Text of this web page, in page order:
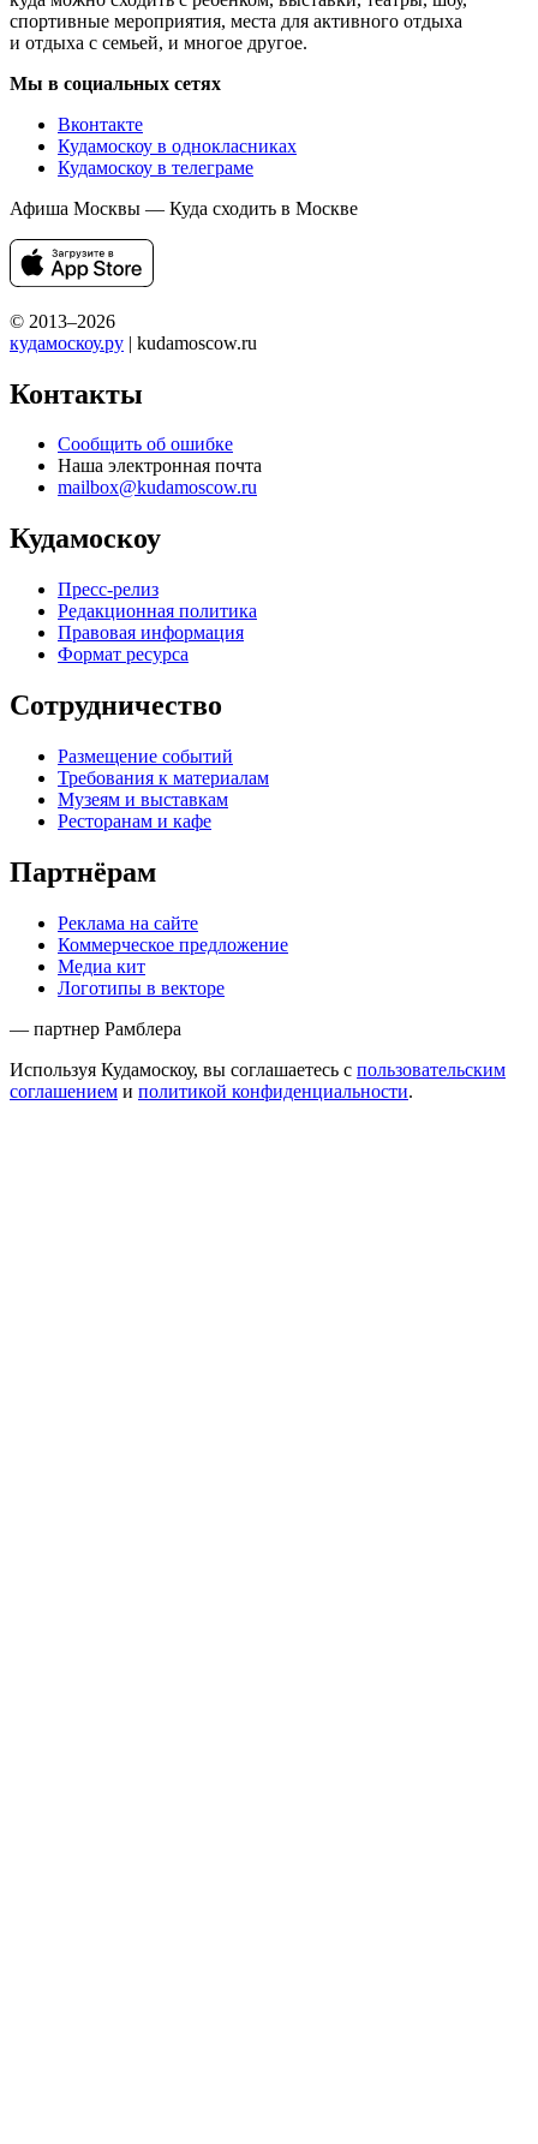
спортивные мероприятия, места для активного отдыха
и отдыха с семьей, и многое другое.
Мы в социальных сетях
Вконтакте
Кудамоскоу в однокласниках
Кудамоскоу в телеграме
Афиша Москвы — Куда сходить в Москве
© 2013–2026
кудамоскоу.ру | kudamoscow.ru
Контакты
Сообщить об ошибке
Наша электронная почта
mailbox@kudamoscow.ru
Кудамоскоу
Пресс-релиз
Редакционная политика
Правовая информация
Формат ресурса
Сотрудничество
Размещение событий
Требования к материалам
Музеям и выставкам
Ресторанам и кафе
Партнёрам
Реклама на сайте
Коммерческое предложение
Медиа кит
Логотипы в векторе
— партнер Рамблера
Используя Кудамоскоу, вы соглашаетесь с пользовательским
соглашением и политикой конфиденциальности.